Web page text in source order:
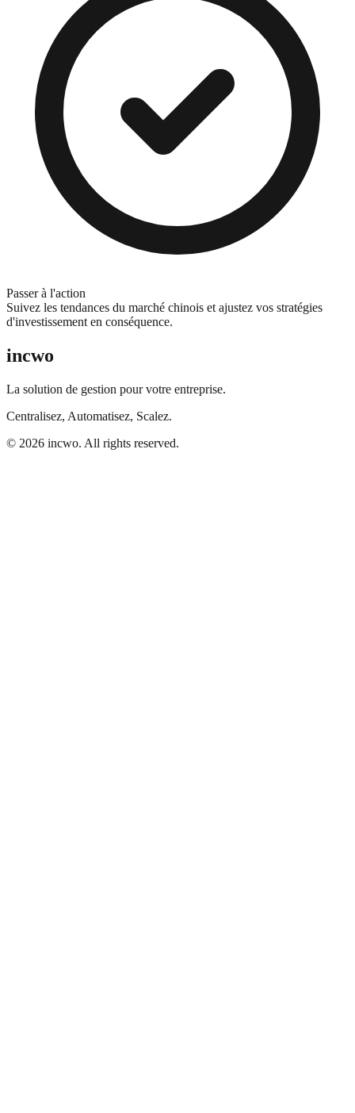
Passer à l'action
Suivez les tendances du marché chinois et ajustez vos stratégies
d'investissement en conséquence.
incwo
La solution de gestion pour votre entreprise.
Centralisez, Automatisez, Scalez.
© 2026 incwo. All rights reserved.